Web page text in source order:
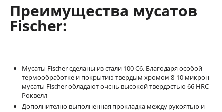
Преимущества мусатов
Fischer:
Мусаты Fischer сделаны из стали 100 С6. Благодаря особой
термообработке и покрытию твердым хромом 8-10 микрон
мусаты Fischer обладают очень высокой твердостью 66 HRC
Роквелл
Дополнително выполненная прокладка между рукоятью и